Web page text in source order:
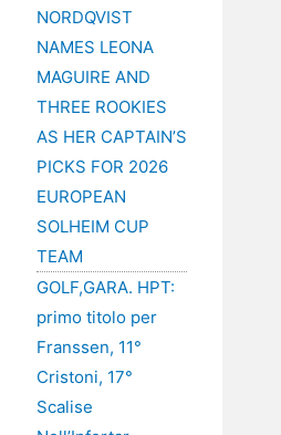
NORDQVIST
NAMES LEONA
MAGUIRE AND
THREE ROOKIES
AS HER CAPTAIN’S
PICKS FOR 2026
EUROPEAN
SOLHEIM CUP
TEAM
GOLF,GARA. HPT:
primo titolo per
Franssen, 11°
Cristoni, 17°
Scalise